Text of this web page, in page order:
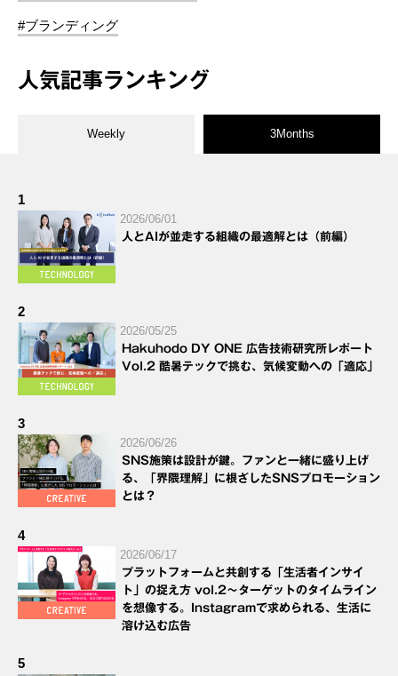
#ブランディング
人気記事ランキング
Weekly 3Months
1
2026/06/01
人とAIが並走する組織の最適解とは（前編）
2
2026/05/25
Hakuhodo DY ONE 広告技術研究所レポート
Vol.2 酷暑テックで挑む、気候変動への「適応」
3
2026/06/26
SNS施策は設計が鍵。ファンと一緒に盛り上げ
る、「界隈理解」に根ざしたSNSプロモーション
とは？
4
2026/06/17
プラットフォームと共創する「生活者インサイ
ト」の捉え方 vol.2～ターゲットのタイムライン
を想像する。Instagramで求められる、生活に
溶け込む広告
5